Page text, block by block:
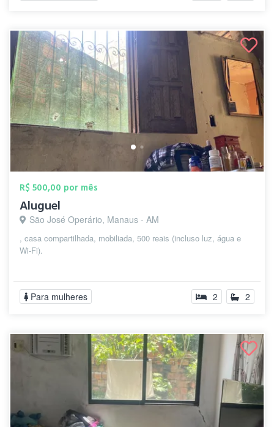
R$ 500,00 por mês
Aluguel
São José Operário, Manaus - AM
, casa compartilhada, mobiliada, 500 reais (incluso luz, água e
Wi-Fi).
Para mulheres 2 2